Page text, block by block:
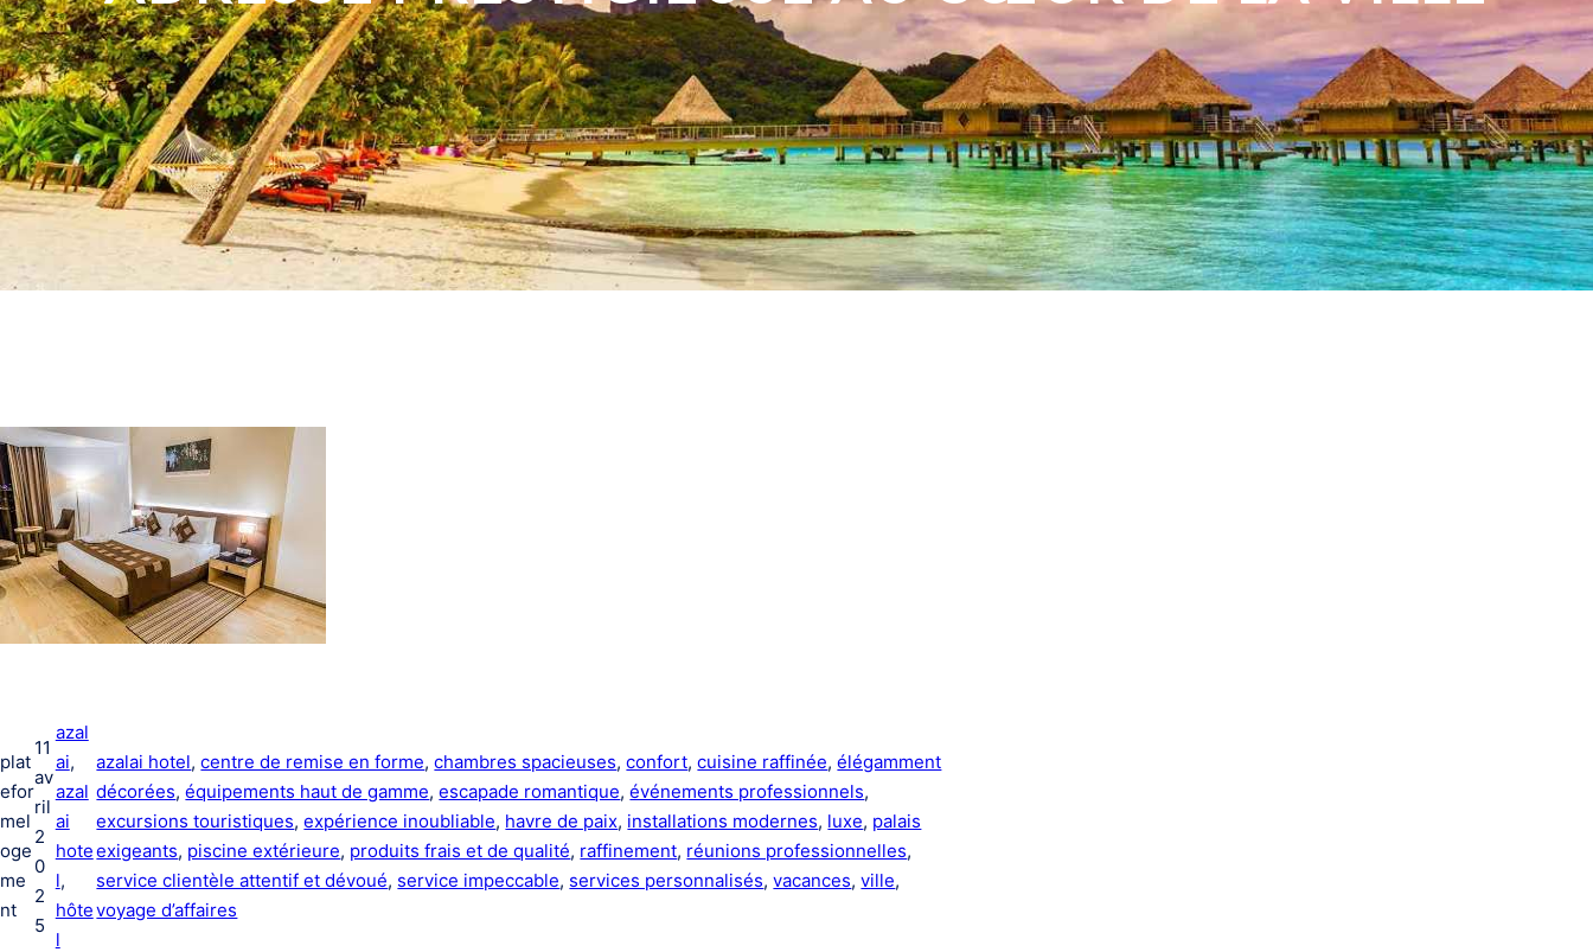
plat
efor
mel
oge
me
nt
11
av
ril
2
0
2
5
azal
ai
azal
ai
hote
l
hôte
l
azalai hotel, centre de remise en forme, chambres spacieuses, confort, cuisine raffinée, élégamment
décorées, équipements haut de gamme, escapade romantique, événements professionnels
excursions touristiques, expérience inoubliable, havre de paix, installations modernes, luxe, palais
exigeants, piscine extérieure, produits frais et de qualité, raffinement, réunions professionnelles
service clientèle attentif et dévoué, service impeccable, services personnalisés, vacances, ville
voyage d’affaires